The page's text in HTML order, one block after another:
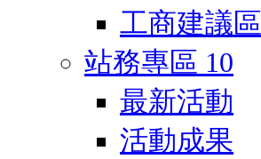
工商建議區
站務專區 10
最新活動
活動成果